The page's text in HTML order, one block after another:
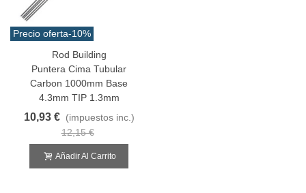
Precio oferta-10%
Rod Building
Puntera Cima Tubular
Carbon 1000mm Base
4.3mm TIP 1.3mm
10,93 € (impuestos inc.)
12,15 €
Añadir Al Carrito